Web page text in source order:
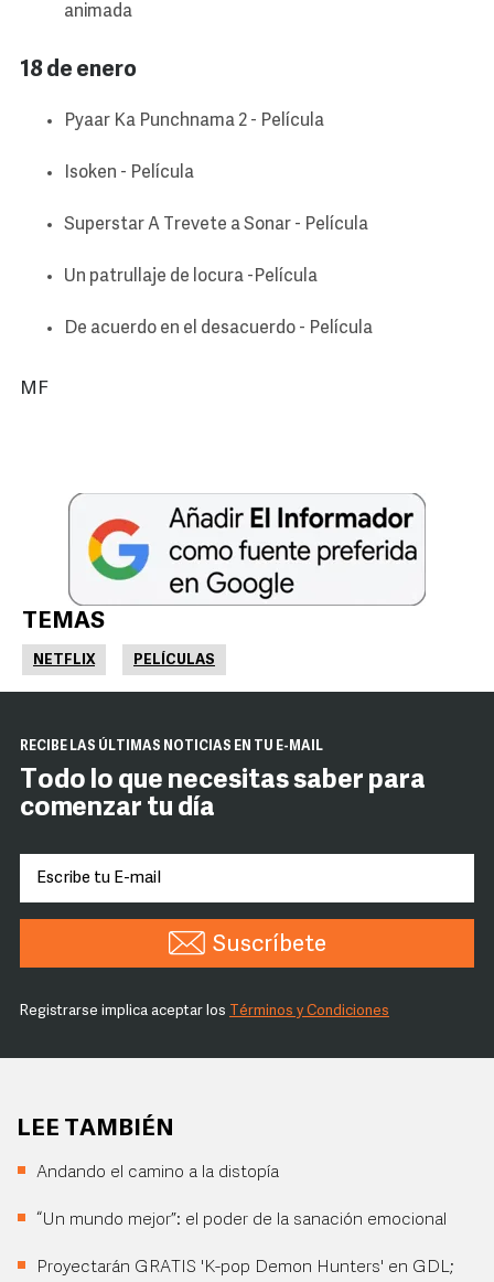
animada
18 de enero
Pyaar Ka Punchnama 2 - Película
Isoken - Película
Superstar A Trevete a Sonar - Película
Un patrullaje de locura -Película
De acuerdo en el desacuerdo - Película
MF
TEMAS
NETFLIX PELÍCULAS
RECIBE LAS ÚLTIMAS NOTICIAS EN TU E-MAIL
Todo lo que necesitas saber para
comenzar tu día
Suscríbete
Registrarse implica aceptar los Términos y Condiciones
LEE TAMBIÉN
Andando el camino a la distopía
“Un mundo mejor”: el poder de la sanación emocional
Proyectarán GRATIS 'K-pop Demon Hunters' en GDL;